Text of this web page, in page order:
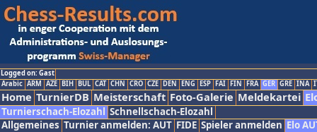
Logged on: Gast
Arabic ARM AZE BIH BUL CAT CHN CRO CZE DEN ENG ESP FAI FIN FRA GER GRE INA
Home TurnierDB Meisterschaft Foto-Galerie Meldekartei
Turnierschach-Elozahl Schnellschach-Elozahl
Allgemeines Turnier anmelden: AUT FIDE Spieler anmelden Elo